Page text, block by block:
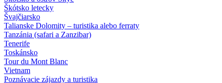
Škótsko letecky
Švajčiarsko
Talianske Dolomity – turistika alebo ferraty
Tanzánia (safari a Zanzibar)
Tenerife
Toskánsko
Tour du Mont Blanc
Vietnam
Poznávacie zájazdy a turistika